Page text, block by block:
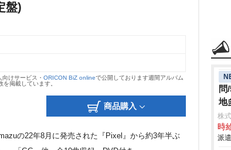
盤)
向けサービス・ ORICON BiZ onlineで公開しております週間アルバム
掲載しています。
商品購入
の22年8月に発売された『Pixel』から約3年半ぶ
問
地
株
時
派